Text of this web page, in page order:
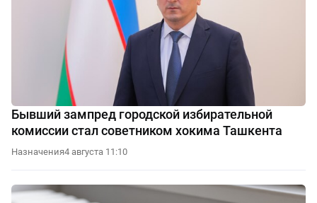
Бывший зампред городской избирательной
комиссии стал советником хокима Ташкента
Назначения4 августа 11:10